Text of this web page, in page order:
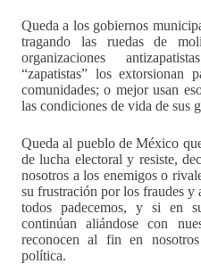
Queda a los gobiernos
tragando las ruedas de
organizaciones
“zapatistas” los extorsionan
comunidades; o mejor usan
las condiciones de vida de sus
Queda al pueblo de México
de lucha electoral y resiste,
nosotros a los enemigos o
su frustración por los fraudes y
todos padecemos, y si en
continúan aliándose con
reconocen al fin en
política.